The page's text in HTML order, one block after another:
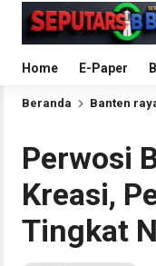
Home E-Paper
Beranda Banten
Perwosi
Kreasi,
Tingkat